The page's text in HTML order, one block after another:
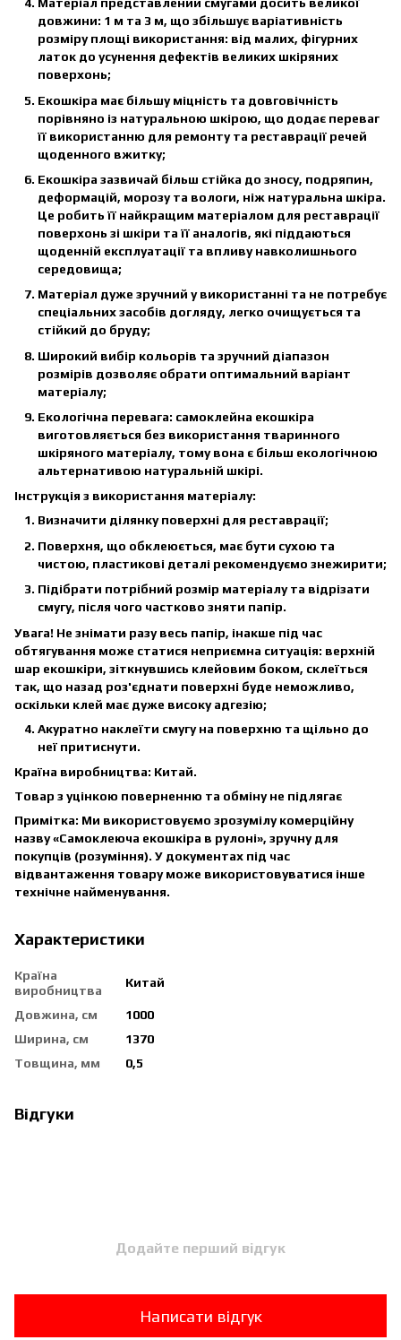
довжини: 1 м та 3 м, що збільшує варіативність
розміру площі використання: від малих, фігурних
латок до усунення дефектів великих шкіряних
поверхонь;
Екошкіра має більшу міцність та довговічність
порівняно із натуральною шкірою, що додає переваг
її використанню для ремонту та реставрації речей
щоденного вжитку;
Екошкіра зазвичай більш стійка до зносу, подряпин,
деформацій, морозу та вологи, ніж натуральна шкіра.
Це робить її найкращим матеріалом для реставрації
поверхонь зі шкіри та її аналогів, які піддаються
щоденній експлуатації та впливу навколишнього
середовища;
Матеріал дуже зручний у використанні та не потребує
спеціальних засобів догляду, легко очищується та
стійкий до бруду;
Широкий вибір кольорів та зручний діапазон
розмірів дозволяє обрати оптимальний варіант
матеріалу;
Екологічна перевага: самоклейна екошкіра
виготовляється без використання тваринного
шкіряного матеріалу, тому вона є більш екологічною
альтернативою натуральній шкірі.
Інструкція з використання матеріалу:
Визначити ділянку поверхні для реставрації;
Поверхня, що обклеюється, має бути сухою та
чистою, пластикові деталі рекомендуємо знежирити;
Підібрати потрібний розмір матеріалу та відрізати
смугу, після чого частково зняти папір.
Увага! Не знімати разу весь папір, інакше під час
обтягування може статися неприємна ситуація: верхній
шар екошкіри, зіткнувшись клейовим боком, склеїться
так, що назад роз'єднати поверхні буде неможливо,
оскільки клей має дуже високу адгезію;
Акуратно наклеїти смугу на поверхню та щільно до
неї притиснути.
Країна виробництва: Китай.
Товар з уцінкою поверненню та обміну не підлягає
Примітка: Ми використовуємо зрозумілу комерційну
назву «Самоклеюча екошкіра в рулоні», зручну для
покупців (розуміння). У документах під час
відвантаження товару може використовуватися інше
технічне найменування.
Характеристики
Країна
виробництва
Китай
Довжина, см
1000
Ширина, см
1370
Товщина, мм
0,5
Відгуки
Додайте перший відгук
Написати відгук